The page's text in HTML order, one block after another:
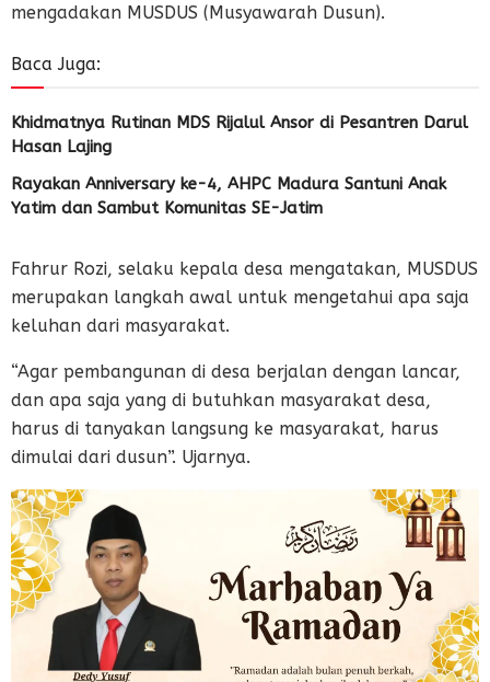
mengadakan MUSDUS (Musyawarah Dusun).
Baca Juga:
Khidmatnya Rutinan MDS Rijalul Ansor di Pesantren Darul
Hasan Lajing
Rayakan Anniversary ke-4, AHPC Madura Santuni Anak
Yatim dan Sambut Komunitas SE-Jatim
Fahrur Rozi, selaku kepala desa mengatakan, MUSDUS
merupakan langkah awal untuk mengetahui apa saja
keluhan dari masyarakat.
“Agar pembangunan di desa berjalan dengan lancar,
dan apa saja yang di butuhkan masyarakat desa,
harus di tanyakan langsung ke masyarakat, harus
dimulai dari dusun”. Ujarnya.